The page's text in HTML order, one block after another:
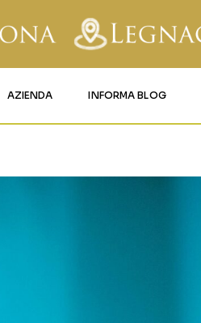
AZIENDA
MATERASSI LEGNAGO
INFORMA BLOG